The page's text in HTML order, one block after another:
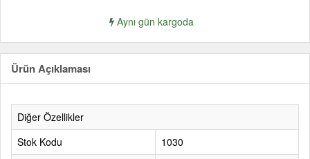
Aynı gün kargoda
Ürün Açıklaması
Diğer Özellikler
Stok Kodu
1030